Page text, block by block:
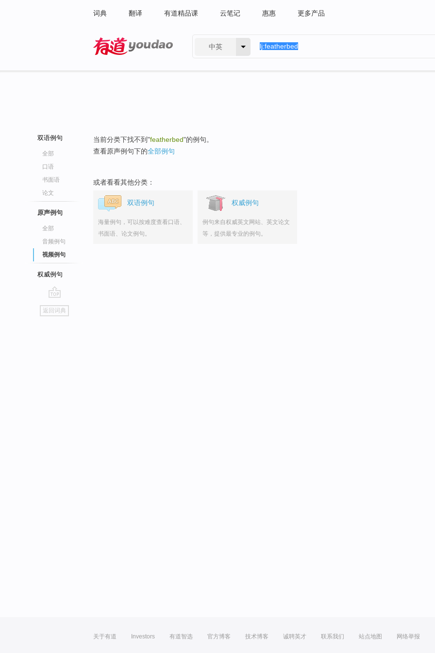
词典 翻译 有道精品课 云笔记 惠惠 更多产品
中英
双语例句
全部
口语
书面语
论文
原声例句
全部
音频例句
视频例句
权威例句
go
top
返回词典
当前分类下找不到"featherbed"的例句。
查看原声例句下的全部例句
或者看看其他分类：
双语例句
海量例句，可以按难度查看口语、
书面语、论文例句。
权威例句
例句来自权威英文网站、英文论文
等，提供最专业的例句。
关于有道 Investors 有道智选 官方博客 技术博客 诚聘英才 联系我们 站点地图 网络举报